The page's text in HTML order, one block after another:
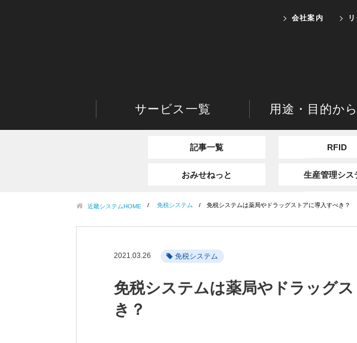
会社案内
サービス一覧 用途・目的か
記事一覧 RFID
おみせねっと 生産管理シス
近畿システムHOME 免税システム 免税システムは薬局やドラッグストアに導入すべき？
2021.03.26 免税システム
免税システムは薬局やドラッグ
き？